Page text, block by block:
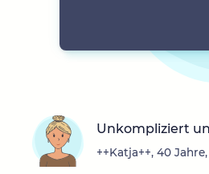
Unkompliziert
++Katja++, 40